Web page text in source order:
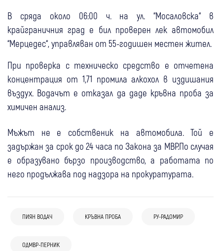
В сряда около 06:00 ч. на ул. “Мосаловска“ в
крайграничния град е бил проверен лек автомобил
“Мерцедес“, управляван от 55-годишен местен жител.
При проверка с техническо средство е отчетена
концентрация от 1,71 промила алкохол в издишания
въздух. Водачът е отказал да даде кръвна проба за
химичен анализ.
Мъжът не е собственик на автомобила. Той е
задържан за срок до 24 часа по Закона за МВР.По случая
е образувано бързо производство, а работата по
него продължава под надзора на прокуратурата.
ПИЯН ВОДАЧ КРЪВНА ПРОБА РУ-РАДОМИР
ОДМВР-ПЕРНИК
Трън Крими
04 авг